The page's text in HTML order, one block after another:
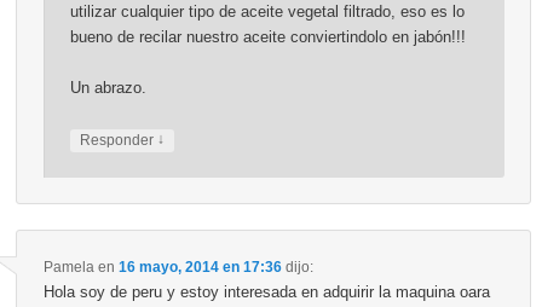
utilizar cualquier tipo de aceite vegetal filtrado, eso es lo
bueno de recilar nuestro aceite conviertindolo en jabón!!!
Un abrazo.
Responder ↓
Pamelaen 16 mayo, 2014 en 17:36 dijo:
Hola soy de peru y estoy interesada en adquirir la maquina oara